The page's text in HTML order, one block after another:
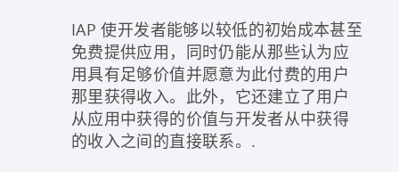
IAP 使开发者能够以较低的初始成本甚至
免费提供应用，同时仍能从那些认为应
用具有足够价值并愿意为此付费的用户
那里获得收入。此外，它还建立了用户
从应用中获得的价值与开发者从中获得
的收入之间的直接联系。.